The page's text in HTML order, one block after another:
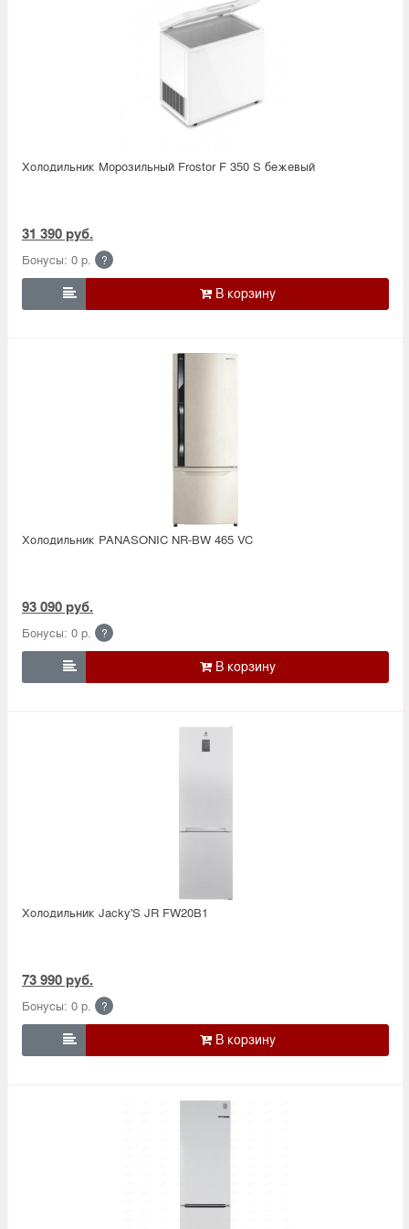
Холодильник Морозильный Frostor F 350 S бежевый
31 390 руб.
Бонусы: 0 р. ?

Холодильник PANASONIC NR-BW 465 VC
93 090 руб.
Бонусы: 0 р. ?

Холодильник Jacky'S JR FW20B1
73 990 руб.
Бонусы: 0 р. ?
